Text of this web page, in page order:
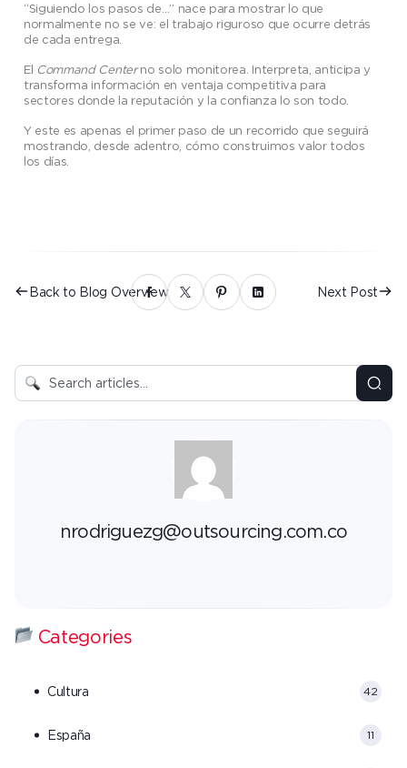
“Siguiendo los pasos de…” nace para mostrar lo que
normalmente no se ve: el trabajo riguroso que ocurre detrás
de cada entrega.
El Command Centerno solo monitorea. Interpreta, anticipa y
transforma información en ventaja competitiva para
sectores donde la reputación y la confianza lo son todo.
Y este es apenas el primer paso de un recorrido que seguirá
mostrando, desde adentro, cómo construimos valor todos
los días.
Back to Blog Overview Next Post
nrodriguezg@outsourcing.com.co
Categories
Cultura 42
España 11